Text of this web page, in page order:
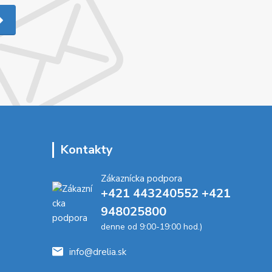
Kontakty
Zákaznícka podpora
+421 443240552 +421
948025800
denne od 9:00-19:00 hod.)
info@drelia.sk